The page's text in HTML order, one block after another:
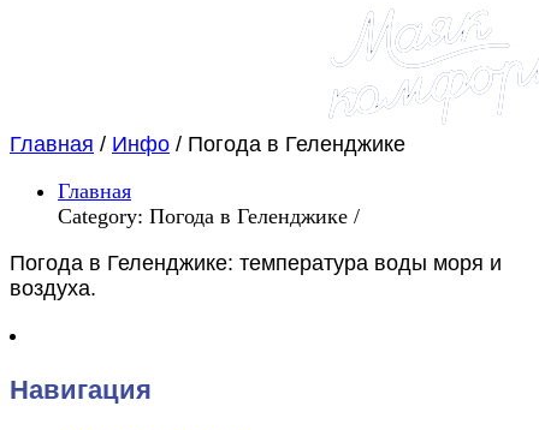
Главная / Инфо / Погода в Геленджике
Главная
Category: Погода в Геленджике /
Погода в Геленджике: температура воды моря и
воздуха.
Навигация